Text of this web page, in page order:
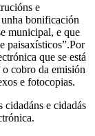
e
bonificación
municipal, e que
paisaxísticos”.Por
que se está
cobro da emisión
e fotocopias.
cidadáns e cidadás